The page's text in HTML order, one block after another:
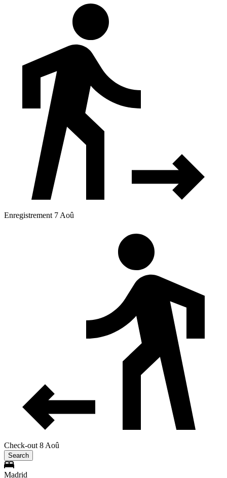
Enregistrement 7 Aoû
Check-out 8 Aoû
Search
Madrid